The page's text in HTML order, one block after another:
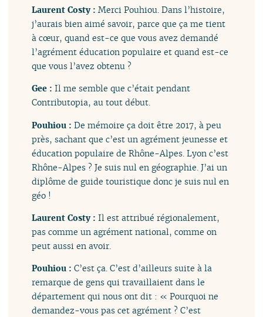
Laurent Costy :Merci Pouhiou. Dans l’histoire,
j’aurais bien aimé savoir, parce que ça me tient
à cœur, quand est-ce que vous avez demandé
l’agrément éducation populaire et quand est-ce
que vous l’avez obtenu ?
Gee :Il me semble que c’était pendant
Contributopia, au tout début.
Pouhiou :De mémoire ça doit être 2017, à peu
près, sachant que c’est un agrément jeunesse et
éducation populaire de Rhône-Alpes. Lyon c’est
Rhône-Alpes ? Je suis nul en géographie. J’ai un
diplôme de guide touristique donc je suis nul en
géo !
Laurent Costy :Il est attribué régionalement,
pas comme un agrément national, comme on
peut aussi en avoir.
Pouhiou :C’est ça. C’est d’ailleurs suite à la
remarque de gens qui travaillaient dans le
département qui nous ont dit : « Pourquoi ne
demandez-vous pas cet agrément ? C’est